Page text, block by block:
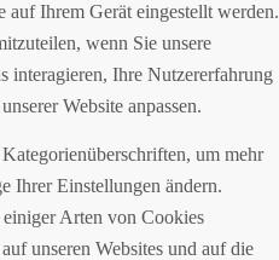
Ihrem Gerät eingestellt werden.
wenn Sie unsere
interagieren, Ihre Nutzererfahrung
Website anpassen.
um mehr
Ihrer Einstellungen ändern.
Arten von Cookies
unseren Websites und auf die